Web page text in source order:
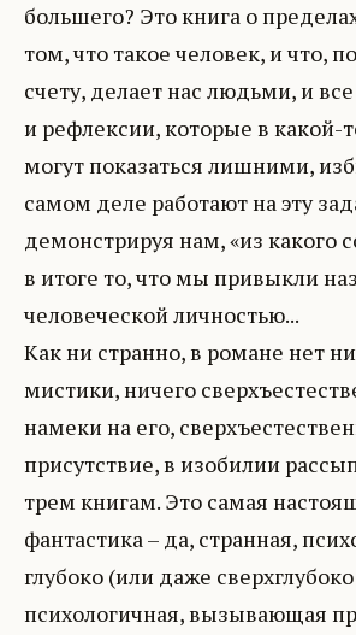
большего? Это книга о
том, что такое человек, и что,
счету, делает нас людьми, и
и рефлексии, которые в какой-
могут показаться лишними,
самом деле работают на эту
демонстрируя нам, «из какого
в итоге то, что мы привыкли
человеческой личностью...
Как ни странно, в романе нет
мистики, ничего
намеки на его,
присутствие, в изобилии
трем книгам. Это самая
фантастика – да, странная,
глубоко (или даже
психологичная, вызывающая